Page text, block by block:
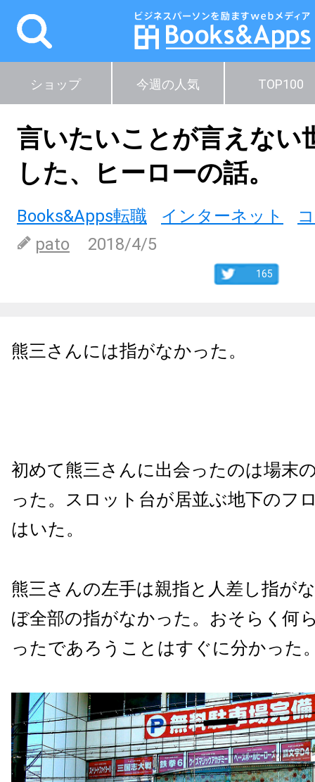
ショップ 今週の人気 TOP100
言いたいことが言えない
した、ヒーローの話。
Books&Apps転職 インターネット
pato
2018/4/5
165
熊三さんには指がなかった。
初めて熊三さんに出会ったのは場末
った。スロット台が居並ぶ地下のフ
はいた。
熊三さんの左手は親指と人差し指が
ぼ全部の指がなかった。おそらく何
ったであろうことはすぐに分かった